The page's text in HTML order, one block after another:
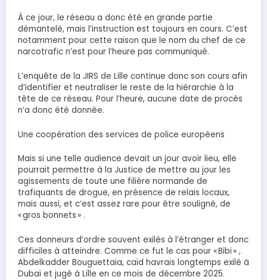
À ce jour, le réseau a donc été en grande partie
démantelé, mais l’instruction est toujours en cours. C’est
notamment pour cette raison que le nom du chef de ce
narcotrafic n’est pour l’heure pas communiqué.
L’enquête de la JIRS de Lille continue donc son cours afin
d’identifier et neutraliser le reste de la hiérarchie à la
tête de ce réseau. Pour l’heure, aucune date de procès
n’a donc été donnée.
Une coopération des services de police européens
Mais si une telle audience devait un jour avoir lieu, elle
pourrait permettre à la Justice de mettre au jour les
agissements de toute une filière normande de
trafiquants de drogue, en présence de relais locaux,
mais aussi, et c’est assez rare pour être souligné, de
« gros bonnets » .
Ces donneurs d’ordre souvent exilés à l’étranger et donc
difficiles à atteindre. Comme ce fut le cas pour « Bibi » ,
Abdelkadder Bouguettaia, caïd havrais longtemps exilé à
Dubaï et jugé à Lille en ce mois de décembre 2025.